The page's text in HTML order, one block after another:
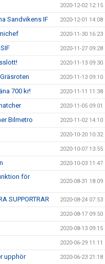
2020-12-02 12:15
Sandvikens IF 2020-12-01 14:08
2020-11-30 16:23
2020-11-27 09:28
2020-11-13 09:30
2020-11-13 09:10
700 kr! 2020-11-11 11:38
2020-11-05 09:01
Bilmetro 2020-11-02 14:10
2020-10-20 10:32
2020-10-07 13:55
2020-10-03 11:47
för
2020-08-31 18:09
SUPPORTRAR 2020-08-24 07:53
2020-08-17 09:50
2020-08-13 09:15
2020-06-29 11:11
upphör 2020-06-23 21:18